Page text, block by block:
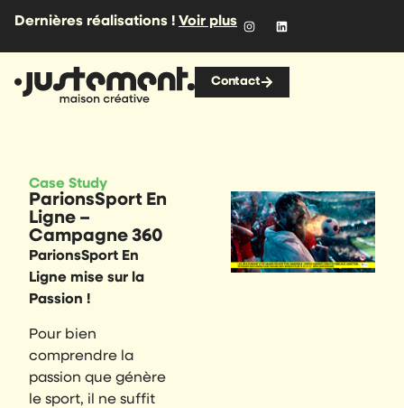
Dernières réalisations ! Voir plus
Contact
Case Study
ParionsSport En
Ligne –
Campagne 360
ParionsSport En
Ligne mise sur la
Passion !
Pour bien
comprendre la
passion que génère
le sport, il ne suffit